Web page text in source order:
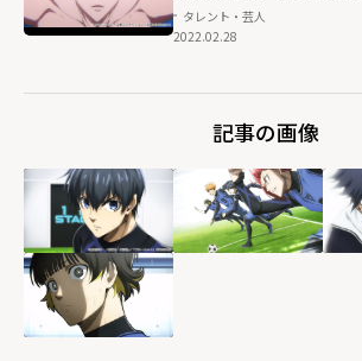
タレント・芸人
2022.02.28
記事の画像